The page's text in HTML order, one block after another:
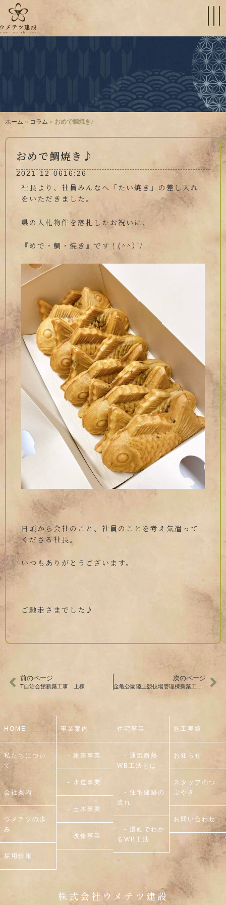
ホーム » コラム » おめで鯛焼き♪
おめで鯛焼き♪
2021-12-06 16:26
社長より、社員みんなへ「たい焼き」の差し入れ
をいただきました。
県の入札物件を落札したお祝いに、
『めで・鯛・焼き』です！(^^）/
日頃から会社のこと、社員のことを考え気遣って
くださる社長。
いつもありがとうございます。
ご馳走さまでした♪
前のページ
T自治会館新築工事 上棟
次のページ
株式会社ウメテツ建設
HOME
私たちについ
て
会社案内
ウメテツの歩
み
採用情報
事業案内
- 建築事業
- 水道事業
- 土木事業
- 改修事業
住宅事業
- 通気断熱
WB工法とは
- 住宅建築の
流れ
- 漫画でわか
るWB工法
施工実績
お知らせ
スタッフのつ
ぶやき
お問い合わせ